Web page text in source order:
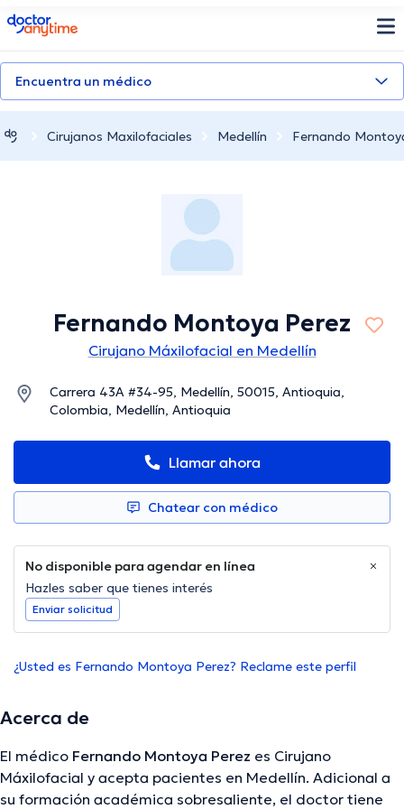
doctoranytime
Encuentra un médico
Cirujanos Maxilofaciales Medellín Fernando
Fernando Montoya Perez
Cirujano Máxilofacial en Medellín
Carrera 43A #34-95, Medellín, 50015, Antioquia,
Colombia, Medellín, Antioquia
Llamar ahora
Chatear con médico
No disponible para agendar en línea
Hazles saber que tienes interés
Enviar solicitud
¿Usted es Fernando Montoya Perez? Reclame este perfil
Acerca de
El médico Fernando Montoya Perez es Cirujano
Máxilofacial y acepta pacientes en Medellín. Adicional a
su formación académica sobresaliente, el doctor tiene